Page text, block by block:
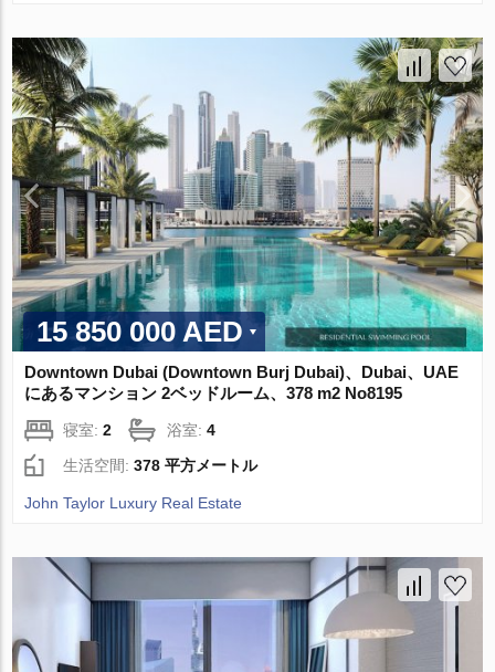
15 850 000 AED
Downtown Dubai (Downtown Burj Dubai)、Dubai、UAE
にあるマンション 2ベッドルーム、378 m2 No8195
寝室:2 浴室:4
生活空間:378 平方メートル
John Taylor Luxury Real Estate